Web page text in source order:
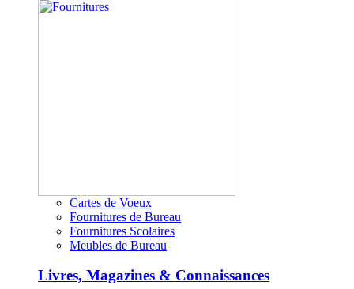
Cartes de Voeux
Fournitures de Bureau
Fournitures Scolaires
Meubles de Bureau
Livres, Magazines & Connaissances